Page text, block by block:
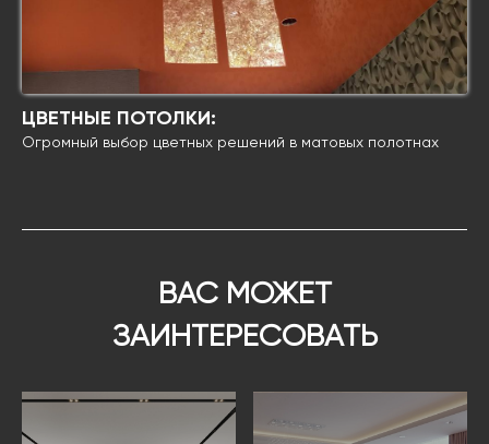
ЦВЕТНЫЕ ПОТОЛКИ:
Огромный выбор цветных решений в матовых полотнах
ВАС МОЖЕТ
ЗАИНТЕРЕСОВАТЬ